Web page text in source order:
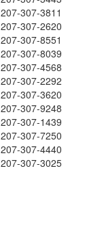
207-307-3811
207-307-2620
207-307-8551
207-307-8039
207-307-4568
207-307-2292
207-307-3620
207-307-9248
207-307-1439
207-307-7250
207-307-4440
207-307-3025